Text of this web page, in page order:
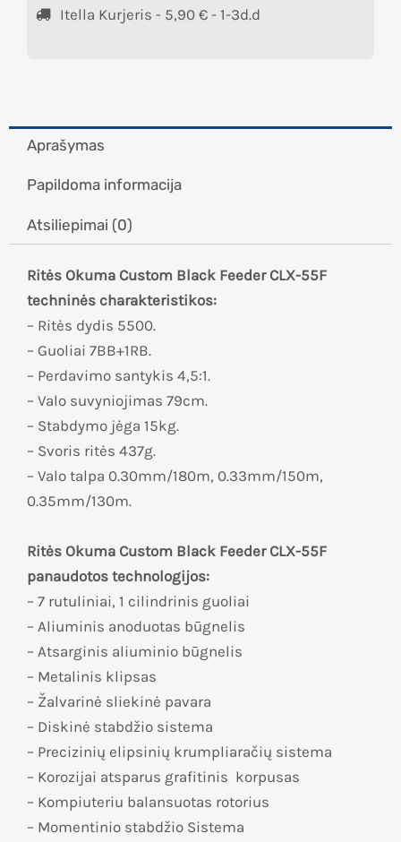
Itella Kurjeris - 5,90 € - 1-3d.d
Aprašymas
Papildoma informacija
Atsiliepimai (0)
Ritės Okuma Custom Black Feeder CLX-55F
techninės charakteristikos:
– Ritės dydis 5500.
– Guoliai 7BB+1RB.
– Perdavimo santykis 4,5:1.
– Valo suvyniojimas 79cm.
– Stabdymo jėga 15kg.
– Svoris ritės 437g.
– Valo talpa 0.30mm/180m, 0.33mm/150m,
0.35mm/130m.
Ritės Okuma Custom Black Feeder CLX-55F
panaudotos technologijos:
– 7 rutuliniai, 1 cilindrinis guoliai
– Aliuminis anoduotas būgnelis
– Atsarginis aliuminio būgnelis
– Metalinis klipsas
– Žalvarinė sliekinė pavara
– Diskinė stabdžio sistema
– Precizinių elipsinių krumpliaračių sistema
– Korozijai atsparus grafitinis korpusas
– Kompiuteriu balansuotas rotorius
– Momentinio stabdžio Sistema